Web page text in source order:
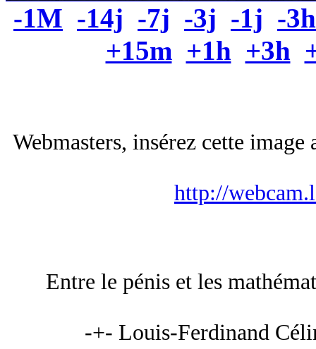
-1M -14j -7j -3j -1j -3h
+15m +1h +3h
Webmasters, insérez cette
http://
Entre le pénis et les
-+- Louis-Ferdinand